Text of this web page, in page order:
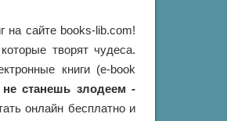
на сайте books-lib.com!
творят чудеса.
книги (e-book
станешь злодеем -
онлайн бесплатно и